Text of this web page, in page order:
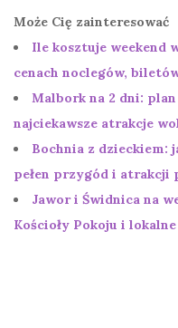
Może Cię zainteresować
Ile kosztuje weekend
cenach noclegów,
Malbork na 2 dni:
najciekawsze atrakcje
Bochnia z dzieckiem:
pełen przygód i atrakcji
Jawor i Świdnica na
Kościoły Pokoju i